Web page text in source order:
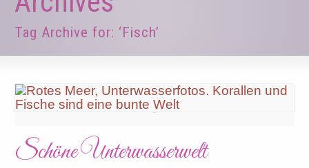
Tag Archive for: ‘Fisch’
Schöne Unterwasserwelt